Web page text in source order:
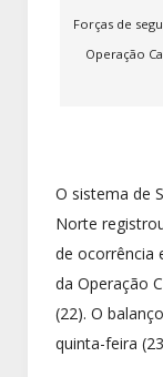
Forças de
Operação
O sistema de
Norte
de ocorrência
da Operação
(22). O
quinta-feira